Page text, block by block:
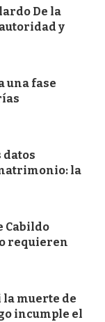
De la
y
una fase
datos
la
Cabildo
requieren
muerte de
incumple el